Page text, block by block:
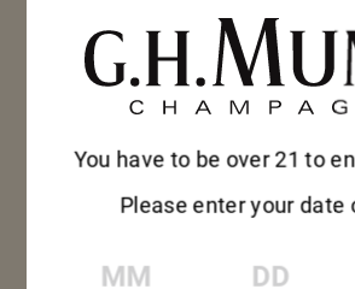
You have to be over 21 to
Please enter your date